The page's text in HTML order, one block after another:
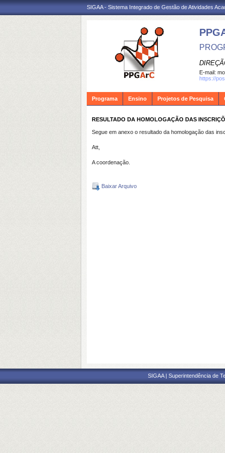
SIGAA - Sistema Integrado de Gestão de Atividades
E-mail:
https://
Programa Ensino Projetos de Pesquisa
RESULTADO DA HOMOLOGAÇÃO DAS
Segue em anexo o resultado da homologação das
Att,
A coordenação.
Baixar Arquivo
SIGAA | Superintendência de